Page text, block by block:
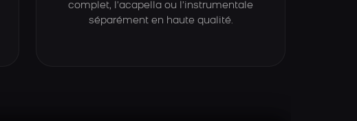
complet, l’acapella ou l’instrumentale
séparément en haute qualité.